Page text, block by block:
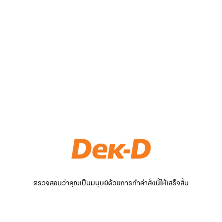
ตรวจสอบว่าคุณเป็นมนุษย์ด้วยการทำคำสั่งนี้ให้เสร็จสิ้น